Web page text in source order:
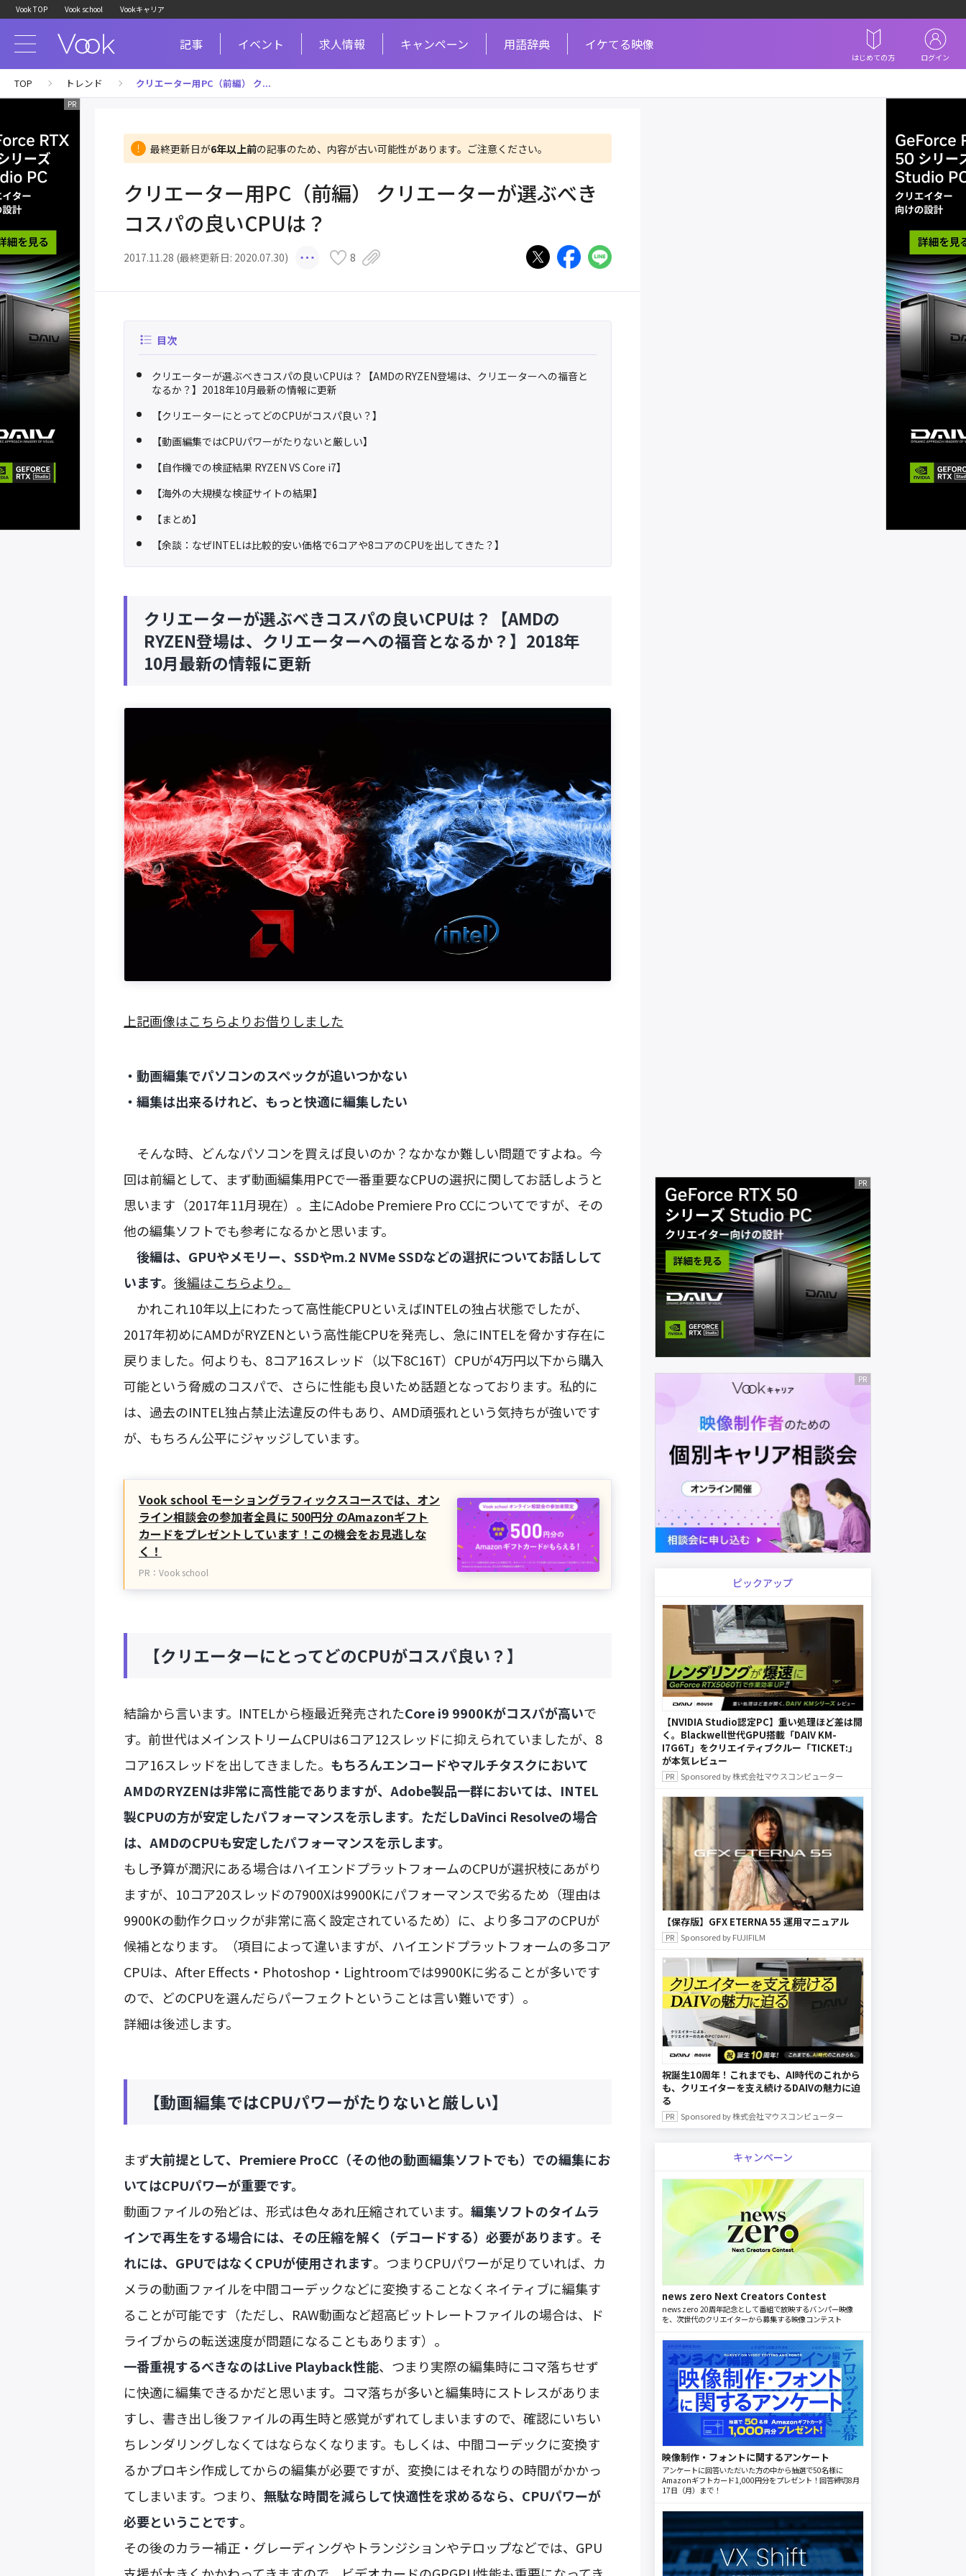
Vook TOP Vook school Vookキャリア
記事 イベント 求人情報 キャンペーン 用語辞典 イケてる映像
はじめての方 ログイン
TOP トレンド クリエーター用PC（前編） ク...
最終更新日が6年以上前の記事のため、内容が古い可能性があります。ご注意ください。
クリエーター用PC（前編） クリエーターが選ぶべき
コスパの良いCPUは？
2017.11.28 (最終更新日: 2020.07.30) 8
目次
クリエーターが選ぶべきコスパの良いCPUは？【AMDのRYZEN登場は、クリエーターへの福音と
なるか？】2018年10月最新の情報に更新
【クリエーターにとってどのCPUがコスパ良い？】
【動画編集ではCPUパワーがたりないと厳しい】
【自作機での検証結果 RYZEN VS Core i7】
【海外の大規模な検証サイトの結果】
【まとめ】
【余談：なぜINTELは比較的安い価格で6コアや8コアのCPUを出してきた？】
クリエーターが選ぶべきコスパの良いCPUは？【AMDの
RYZEN登場は、クリエーターへの福音となるか？】2018年
10月最新の情報に更新
上記画像はこちらよりお借りしました
・動画編集でパソコンのスペックが追いつかない
・編集は出来るけれど、もっと快適に編集したい
そんな時、どんなパソコンを買えば良いのか？なかなか難しい問題ですよね。今
回は前編として、まず動画編集用PCで一番重要なCPUの選択に関してお話しようと
思います（2017年11月現在）。主にAdobe Premiere Pro CCについてですが、その
他の編集ソフトでも参考になるかと思います。
後編は、GPUやメモリー、SSDやm.2 NVMe SSDなどの選択についてお話しして
います。 後編はこちらより。
かれこれ10年以上にわたって高性能CPUといえばINTELの独占状態でしたが、
2017年初めにAMDがRYZENという高性能CPUを発売し、急にINTELを脅かす存在に
戻りました。何よりも、8コア16スレッド（以下8C16T）CPUが4万円以下から購入
可能という脅威のコスパで、さらに性能も良いため話題となっております。私的に
は、過去のINTEL独占禁止法違反の件もあり、AMD頑張れという気持ちが強いです
が、もちろん公平にジャッジしています。
Vook school モーショングラフィックスコースでは、オン
ライン相談会の参加者全員に 500円分 のAmazonギフト
カードをプレゼントしています！この機会をお見逃しな
く！
PR：Vook school
【クリエーターにとってどのCPUがコスパ良い？】
結論から言います。INTELから極最近発売されたCore i9 9900Kがコスパが高いで
す。前世代はメインストリームCPUは6コア12スレッドに抑えられていましたが、8
コア16スレッドを出してきました。 もちろんエンコードやマルチタスクにおいて
AMDのRYZENは非常に高性能でありますが、Adobe製品一群においては、INTEL
製CPUの方が安定したパフォーマンスを示します。ただしDaVinci Resolveの場合
は、AMDのCPUも安定したパフォーマンスを示します。
もし予算が潤沢にある場合はハイエンドプラットフォームのCPUが選択枝にあがり
ますが、10コア20スレッドの7900Xは9900Kにパフォーマンスで劣るため（理由は
9900Kの動作クロックが非常に高く設定されているため）に、より多コアのCPUが
候補となります。（項目によって違いますが、ハイエンドプラットフォームの多コア
CPUは、After Effects・Photoshop・Lightroomでは9900Kに劣ることが多いです
ので、どのCPUを選んだらパーフェクトということは言い難いです）。
詳細は後述します。
【動画編集ではCPUパワーがたりないと厳しい】
まず大前提として、Premiere ProCC（その他の動画編集ソフトでも）での編集にお
いてはCPUパワーが重要です。
動画ファイルの殆どは、形式は色々あれ圧縮されています。 編集ソフトのタイムラ
インで再生をする場合には、その圧縮を解く（デコードする）必要があります。 そ
れには、GPUではなくCPUが使用されます。つまりCPUパワーが足りていれば、カ
メラの動画ファイルを中間コーデックなどに変換することなくネイティブに編集す
ることが可能です（ただし、RAW動画など超高ビットレートファイルの場合は、ド
ライブからの転送速度が問題になることもあります）。
一番重視するべきなのはLive Playback性能、つまり実際の編集時にコマ落ちせず
に快適に編集できるかだと思います。コマ落ちが多いと編集時にストレスがありま
すし、書き出し後ファイルの再生時と感覚がずれてしまいますので、確認にいちい
ちレンダリングしなくてはならなくなります。もしくは、中間コーデックに変換す
るかプロキシ作成してからの編集が必要ですが、変換にはそれなりの時間がかかっ
てしまいます。つまり、 無駄な時間を減らして快適性を求めるなら、CPUパワーが
必要ということです。
その後のカラー補正・グレーディングやトランジションやテロップなどでは、GPU
ピックアップ
【NVIDIA Studio認定PC】重い処理ほど差は開
く。Blackwell世代GPU搭載「DAIV KM-
I7G6T」をクリエイティブクルー「TICKET:」
が本気レビュー
Sponsored by 株式会社マウスコンピューター
【保存版】GFX ETERNA 55 運用マニュアル
Sponsored by FUJIFILM
祝誕生10周年！これまでも、AI時代のこれから
も、クリエイターを支え続けるDAIVの魅力に迫
る
Sponsored by 株式会社マウスコンピューター
キャンペーン
news zero Next Creators Contest
news zero 20周年記念として番組で放映するバンパー映像
を、次世代のクリエイターから募集する映像コンテスト
映像制作・フォントに関するアンケート
アンケートに回答いただいた方の中から抽選で50名様に
Amazonギフトカード1,000円分をプレゼント！回答締切8月
17日（月）まで！